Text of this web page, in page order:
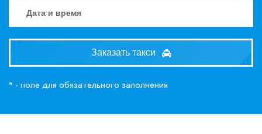
Заказать такси
* - поле для обязательного заполнения